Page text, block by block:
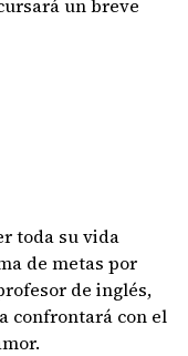
un breve
toda su vida
de metas por
de inglés,
confrontará con el